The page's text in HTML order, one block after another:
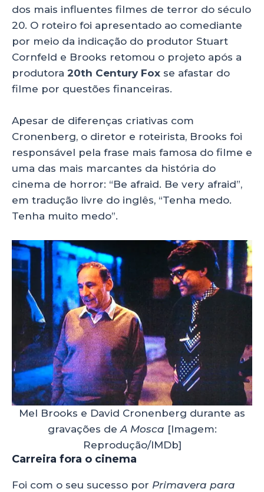
dos mais influentes filmes de terror do século
20. O roteiro foi apresentado ao comediante
por meio da indicação do produtor Stuart
Cornfeld e Brooks retomou o projeto após a
produtora 20th Century Fox se afastar do
filme por questões financeiras.
Apesar de diferenças criativas com
Cronenberg, o diretor e roteirista, Brooks foi
responsável pela frase mais famosa do filme e
uma das mais marcantes da história do
cinema de horror: “Be afraid. Be very afraid”,
em tradução livre do inglês, “Tenha medo.
Tenha muito medo”.
Mel Brooks e David Cronenberg durante as
gravações deA Mosca [Imagem:
Reprodução/IMDb]
Carreira fora o cinema
Foi com o seu sucesso por Primavera para